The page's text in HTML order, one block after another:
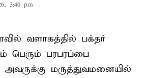
3:40 pm
வளாகத்தில் பக்தர்
பெரும் பரபரப்பை
அவருக்கு மருத்துவமனையில்